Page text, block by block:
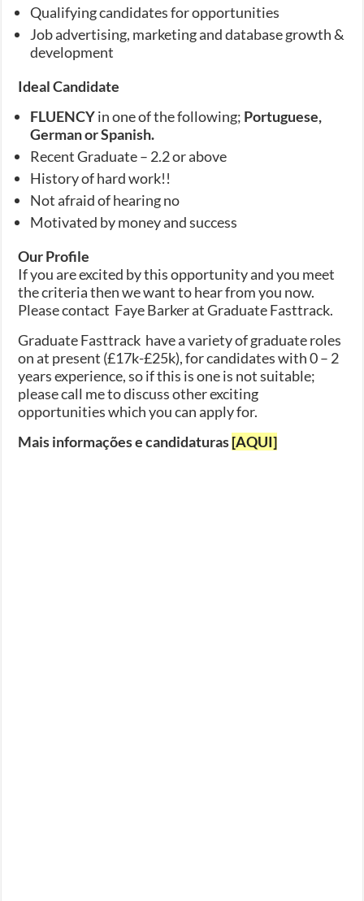
Qualifying candidates for opportunities
Job advertising, marketing and database growth &
development
Ideal Candidate
FLUENCYin one of the following; Portuguese,
German or Spanish.
Recent Graduate – 2.2 or above
History of hard work!!
Not afraid of hearing no
Motivated by money and success
Our Profile
If you are excited by this opportunity and you meet
the criteria then we want to hear from you now.
Please contact Faye Barker at Graduate Fasttrack.
Graduate Fasttrack have a variety of graduate roles
on at present (£17k-£25k), for candidates with 0 – 2
years experience, so if this is one is not suitable;
please call me to discuss other exciting
opportunities which you can apply for.
Mais informações e candidaturas[AQUI]